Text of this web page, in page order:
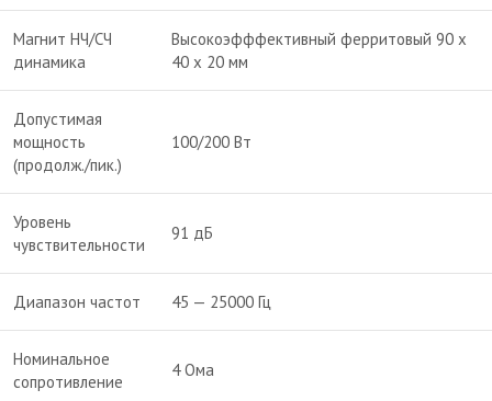
Магнит НЧ/СЧ
динамика
Высокоэфффективный ферритовый 90 х
40 х 20 мм
Допустимая
мощность
(продолж./пик.)
100/200 Вт
Уровень
чувствительности
91 дБ
Диапазон частот 45 — 25000 Гц
Номинальное
сопротивление
4 Ома